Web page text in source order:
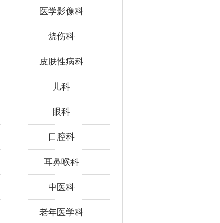
医学影像科
烧伤科
皮肤性病科
儿科
眼科
口腔科
耳鼻喉科
中医科
老年医学科